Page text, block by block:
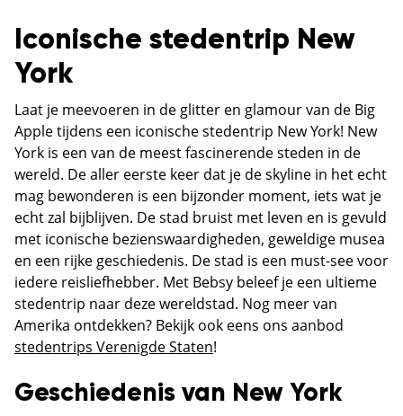
Iconische stedentrip New
York
Laat je meevoeren in de glitter en glamour van de Big
Apple tijdens een iconische stedentrip New York! New
York is een van de meest fascinerende steden in de
wereld. De aller eerste keer dat je de skyline in het echt
mag bewonderen is een bijzonder moment, iets wat je
echt zal bijblijven. De stad bruist met leven en is gevuld
met iconische bezienswaardigheden, geweldige musea
en een rijke geschiedenis. De stad is een must-see voor
iedere reisliefhebber. Met Bebsy beleef je een ultieme
stedentrip naar deze wereldstad. Nog meer van
Amerika ontdekken? Bekijk ook eens ons aanbod
stedentrips Verenigde Staten!
Geschiedenis van New York